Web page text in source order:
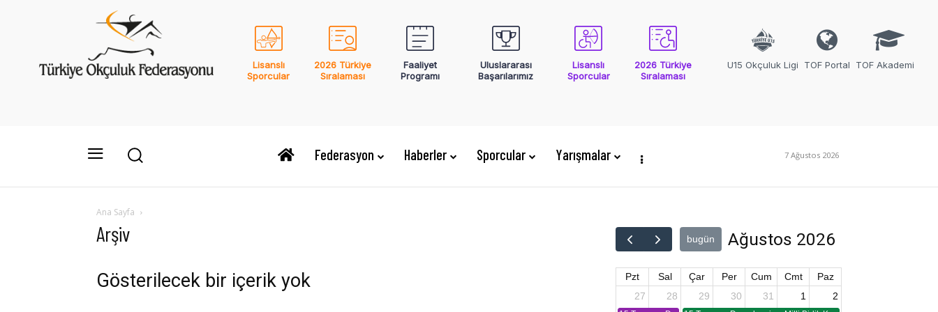
Lisanslı
Sporcular
2026 Türkiye
Sıralaması
Faaliyet
Programı
Uluslararası
Başarılarımız
Lisanslı
Sporcular
2026 Türkiye
Sıralaması
U15 Okçuluk Ligi TOF Portal TOF Akademi
Federasyon Haberler Sporcular Yarışmalar 7 Ağustos 2026
Ana Sayfa
Arşiv
Gösterilecek bir içerik yok
bugün Ağustos 2026
Pzt Sal Çar Per Cum Cmt
Paz
27
28 29 30 31 1 2